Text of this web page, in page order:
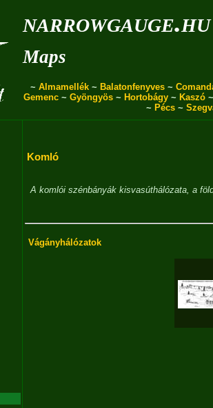
narrowgauge.hu
Maps
~ Almamellék ~ Balatonfenyves ~
Gemenc ~ Gyöngyös ~ Hortobágy ~ Kaszó
~ Pécs ~
Komló
A komlói szénbányák kisvasúthálózata, a
Vágányhálózatok